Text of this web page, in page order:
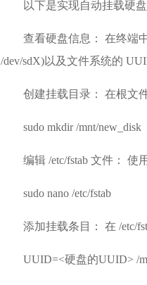
以下是实现自动挂载硬
查看硬盘信息： 在终端
/dev/sdX)以及文件系统的
创建挂载目录： 在根文
sudo mkdir /mnt/new_disk
编辑 /etc/fstab 文件： 使
sudo nano /etc/fstab
添加挂载条目： 在 /etc/
UUID=<硬盘的UUID> /